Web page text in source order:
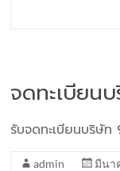
จดทะเบียน
รับจดทะเบียนบริษัท
admin
มีนา